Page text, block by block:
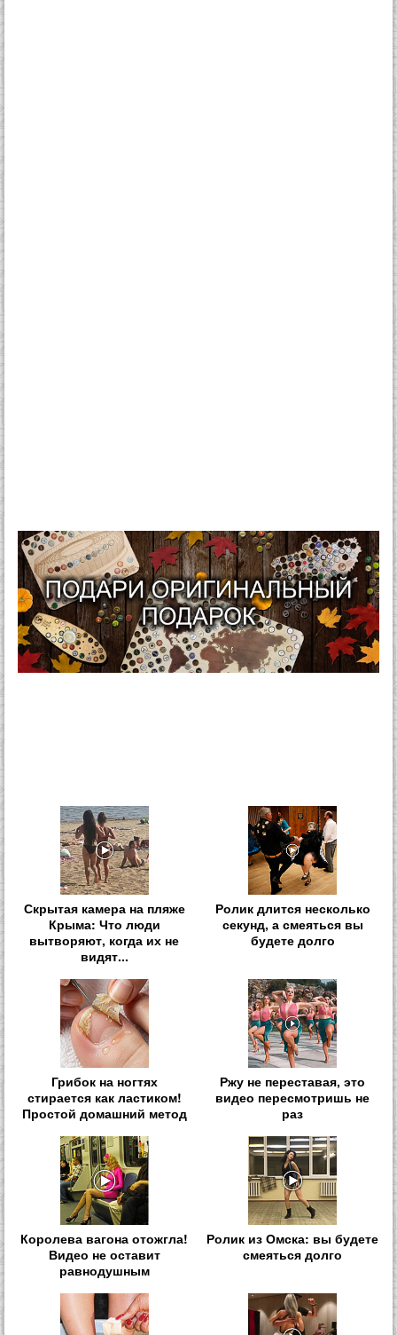
Скрытая камера на пляже
Крыма: Что люди
вытворяют, когда их не
видят...
Ролик длится несколько
секунд, а смеяться вы
будете долго
Грибок на ногтях
стирается как ластиком!
Простой домашний метод
Ржу не переставая, это
видео пересмотришь не
раз
Королева вагона отожгла!
Видео не оставит
равнодушным
Ролик из Омска: вы будете
смеяться долго